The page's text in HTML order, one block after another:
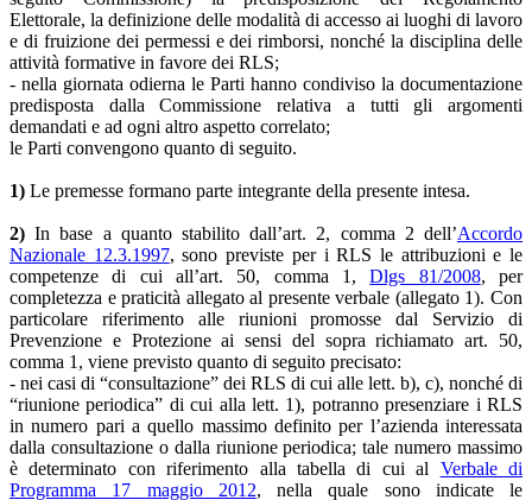
Elettorale, la definizione delle modalità di accesso ai luoghi di lavoro
e di fruizione dei permessi e dei rimborsi, nonché la disciplina delle
attività formative in favore dei RLS;
- nella giornata odierna le Parti hanno condiviso la documentazione
predisposta dalla Commissione relativa a tutti gli argomenti
demandati e ad ogni altro aspetto correlato;
le Parti convengono quanto di seguito.
1) Le premesse formano parte integrante della presente intesa.
2) In base a quanto stabilito dall’art. 2, comma 2 dell’Accordo
Nazionale 12.3.1997, sono previste per i RLS le attribuzioni e le
competenze di cui all’art. 50, comma 1,Dlgs 81/2008, per
completezza e praticità allegato al presente verbale (allegato 1). Con
particolare riferimento alle riunioni promosse dal Servizio di
Prevenzione e Protezione ai sensi del sopra richiamato art. 50,
comma 1, viene previsto quanto di seguito precisato:
- nei casi di “consultazione” dei RLS di cui alle lett. b), c), nonché di
“riunione periodica” di cui alla lett. 1), potranno presenziare i RLS
in numero pari a quello massimo definito per l’azienda interessata
dalla consultazione o dalla riunione periodica; tale numero massimo
è determinato con riferimento alla tabella di cui al Verbale di
Programma 17 maggio 2012, nella quale sono indicate le